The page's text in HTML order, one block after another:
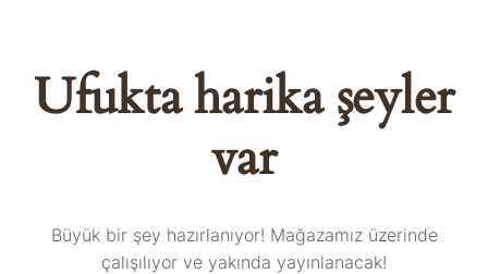
Ufukta harika şeyler
var
Büyük bir şey hazırlanıyor! Mağazamız üzerinde
çalışılıyor ve yakında yayınlanacak!